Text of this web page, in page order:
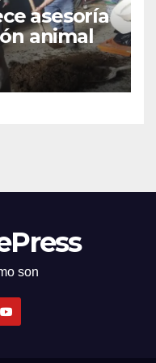
asesoría
animal
son